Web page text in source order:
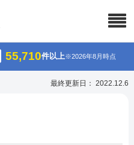
55,710件以上※2026年8月時点
最終更新日： 2022.12.6